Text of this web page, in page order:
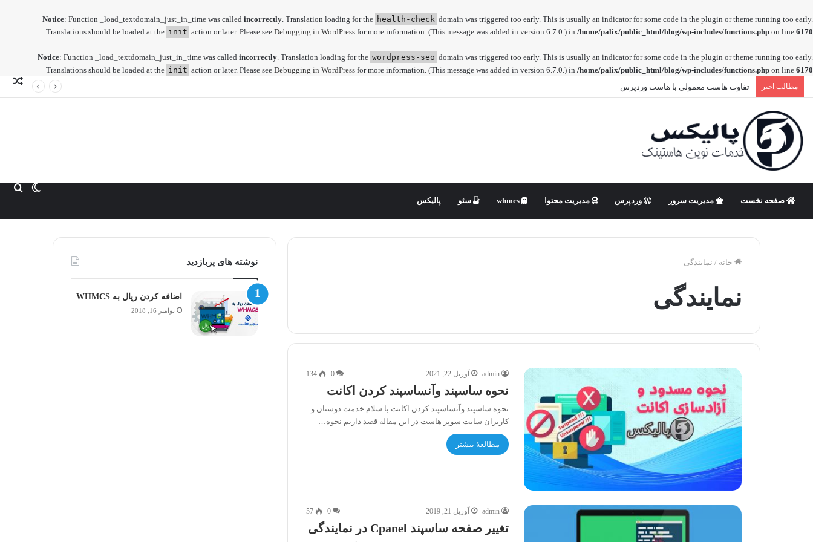
Notice: Function _load_textdomain_just_in_time was called incorrectly. Translation loading for the health-check domain was triggered too early. This is usually an indicator for some code in the plugin or theme running too early.
Translations should be loaded at the init action or later. Please see Debugging in WordPress for more information. (This message was added in version 6.7.0.) in /home/palix/public_html/blog/wp-includes/functions.php on line 6170
Notice: Function _load_textdomain_just_in_time was called incorrectly. Translation loading for the wordpress-seo domain was triggered too early. This is usually an indicator for some code in the plugin or theme running too early.
Translations should be loaded at the init action or later. Please see Debugging in WordPress for more information. (This message was added in version 6.7.0.) in /home/palix/public_html/blog/wp-includes/functions.php on line 6170
مطالب اخیر تفاوت هاست معمولی با هاست وردپرس
صفحه نخست مدیریت سرور وردپرس مدیریت محتوا سئو پالیکس
خانه / نمایندگی
نمایندگی
admin آوریل 22, 2021 0
134
نحوه ساسپند وآنساسپند کردن اکانت
نحوه ساسپند وآنساسپند کردن اکانت با سلام خدمت دوستان و
کاربران سایت سوپر هاست در این مقاله قصد داریم نحوه…
مطالعۀ بیشتر
admin آوریل 21, 2019 0
57
تغییر صفحه ساسپند Cpanel در نمایندگی
نوشته های پربازدید
اضافه کردن ریال به WHMCS
نوامبر 16, 2018